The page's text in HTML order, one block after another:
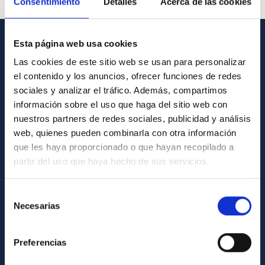
Esta página web usa cookies
Las cookies de este sitio web se usan para personalizar
el contenido y los anuncios, ofrecer funciones de redes
sociales y analizar el tráfico. Además, compartimos
información sobre el uso que haga del sitio web con
nuestros partners de redes sociales, publicidad y análisis
web, quienes pueden combinarla con otra información
que les haya proporcionado o que hayan recopilado a
partir del uso que haya hecho de sus servicios.
Necesarias
Preferencias
Contact
How to get to the IAC
List of personnel
Library
General register